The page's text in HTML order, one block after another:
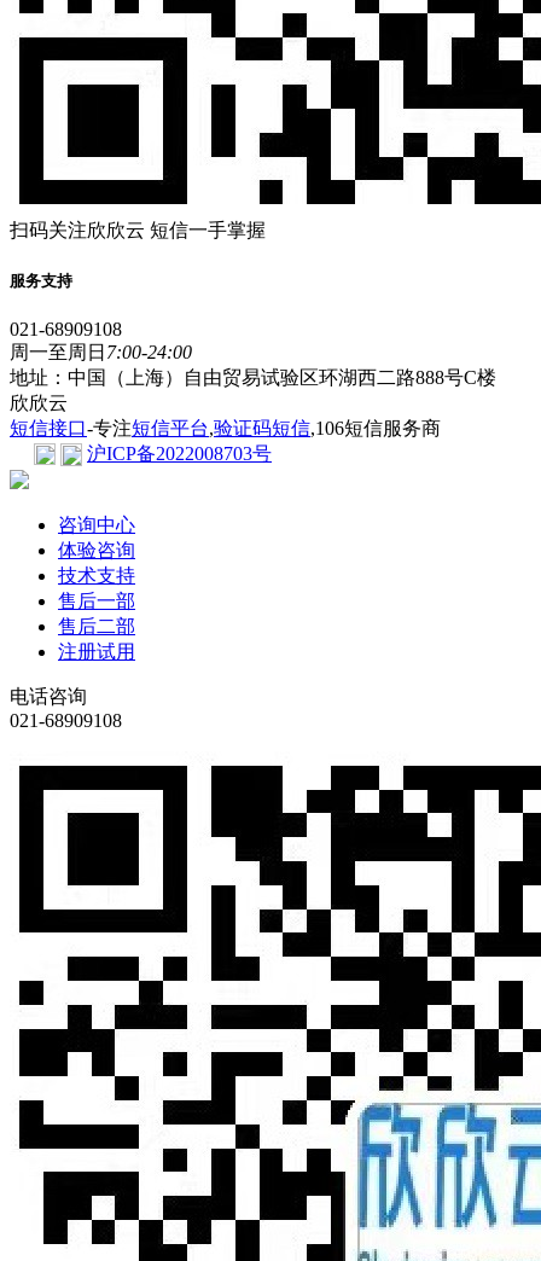
扫码关注欣欣云 短信一手掌握
服务支持
021-68909108
周一至周日 7:00-24:00
地址：中国（上海）自由贸易试验区环湖西二路888号C楼
欣欣云
短信接口-专注短信平台,验证码短信,106短信服务商
沪ICP备2022008703号
咨询中心
体验咨询
技术支持
售后一部
售后二部
注册试用
电话咨询
021-68909108